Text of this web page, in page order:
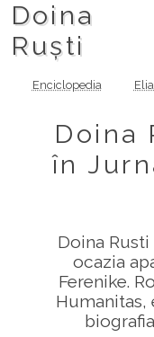
Doina
Ruști
Enciclopedia
Doina
în
Doina
ocazia
Ferenike.
Humanitas,